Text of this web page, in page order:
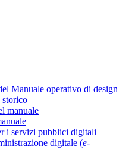
Manuale operativo di design
storico
manuale
i servizi pubblici digitali
digitale (e-